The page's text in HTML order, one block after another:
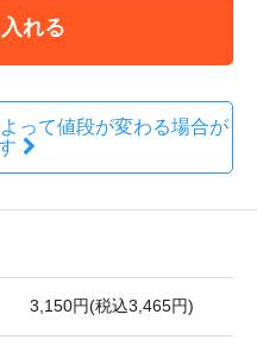
れる
って値段が変わる場合が
3,150円(税込3,465円)